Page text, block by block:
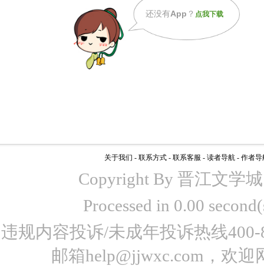
还没有App ？ 点我下载
关于我们 - 联系方式 - 联系客服 - 读者导航 - 作者导
Copyright By 晋江文学
Processed in 0.00
违规内容投诉/未成年投诉热线
邮箱help@jjwxc.com，欢